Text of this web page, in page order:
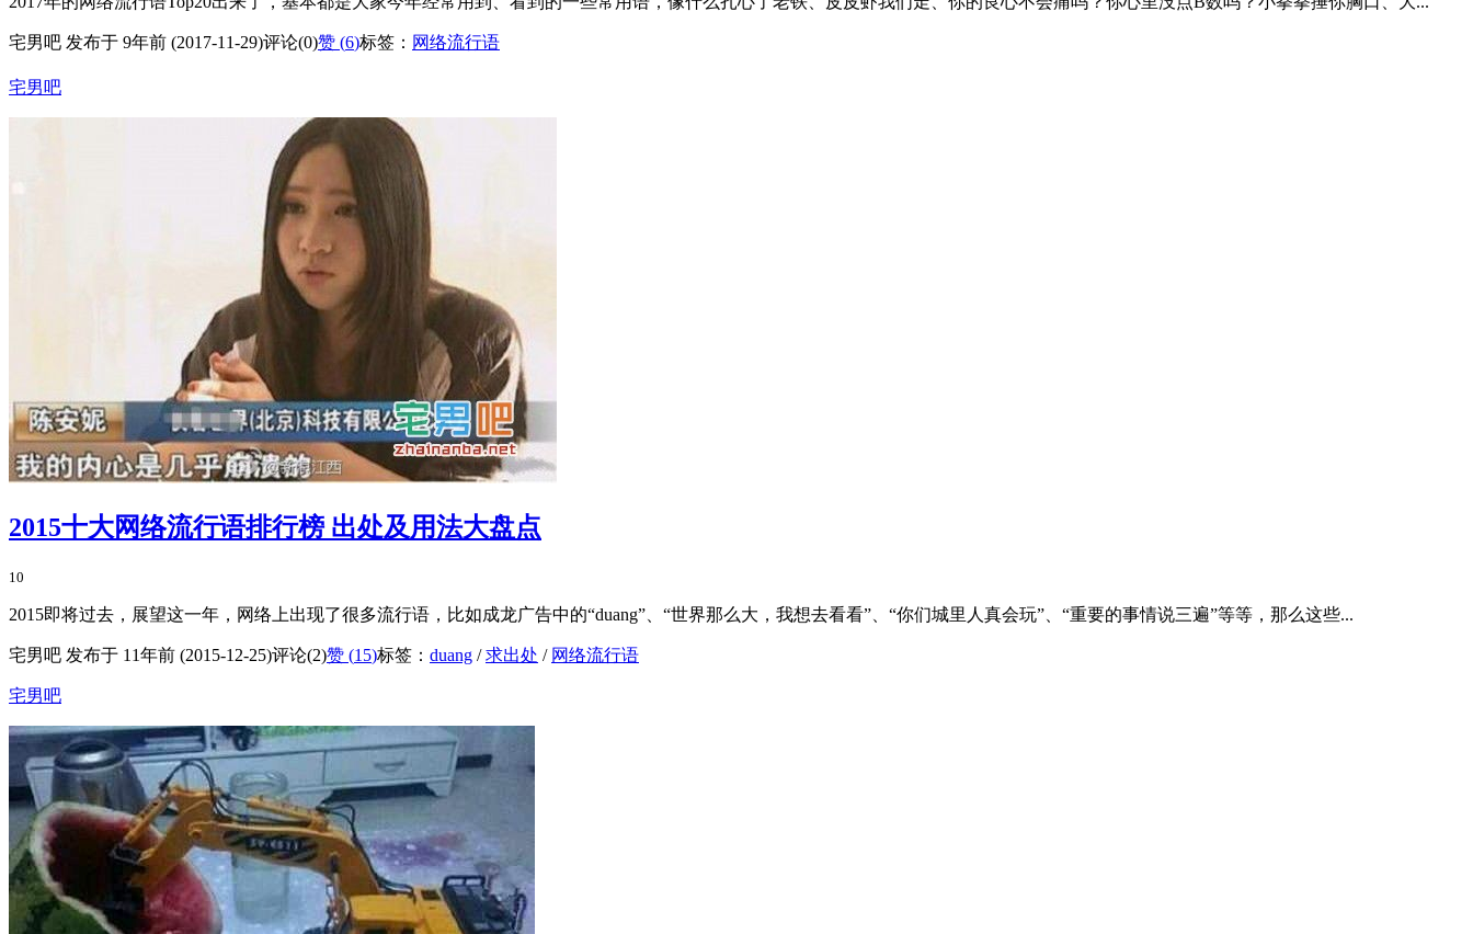
宅男吧 发布于 9年前 (2017-11-29)评论(0)赞 (6)标签： 网络流行语
宅男吧
2015十大网络流行语排行榜 出处及用法大盘点
10
2015即将过去，展望这一年，网络上出现了很多流行语，比如成龙广告中的“duang”、“世界那么大，我想去看看”、“你们城里人真会玩”、“重要的事情说三遍”等等，那么这些...
宅男吧 发布于 11年前 (2015-12-25)评论(2)赞 (15)标签： duang /求出处 / 网络流行语
宅男吧